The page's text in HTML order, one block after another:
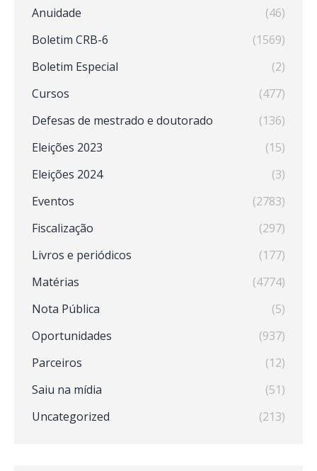
Anuidade
(46)
Boletim CRB-6
(1569)
Boletim Especial
(2)
Cursos
(477)
Defesas de mestrado e doutorado
(136)
Eleições 2023
(15)
Eleições 2024
(3)
Eventos
(2783)
Fiscalização
(297)
Livros e periódicos
(177)
Matérias
(4774)
Nota Pública
(5)
Oportunidades
(937)
Parceiros
(12)
Saiu na mídia
(51)
Uncategorized
(213)